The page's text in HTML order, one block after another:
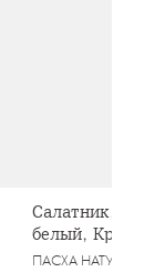
Салатник,
белый, Кролик
Rabbit
ПАСХА